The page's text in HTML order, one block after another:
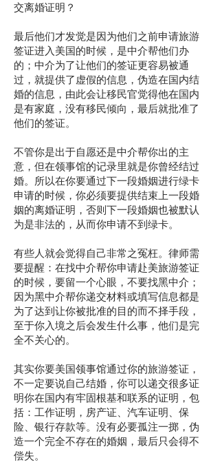
交离婚证明？
最后他们才发觉是因为他们之前申请旅游
签证进入美国的时候，是中介帮他们办
的；中介为了让他们的签证更容易被通
过，就提供了虚假的信息，伪造在国内结
婚的信息，由此会让移民官觉得他在国内
是有家庭，没有移民倾向，最后就批准了
他们的签证。
不管你是出于自愿还是中介帮你出的主
意，但在领事馆的记录里就是你曾经结过
婚。所以在你要通过下一段婚姻进行绿卡
申请的时候，你必须要提供结束上一段婚
姻的离婚证明，否则下一段婚姻也被默认
为是非法的，从而你申请不到绿卡。
有些人就会觉得自己非常之冤枉。律师需
要提醒：在找中介帮你申请赴美旅游签证
的时候，要留一个心眼，不要找黑中介；
因为黑中介帮你递交材料或填写信息都是
为了达到让你被批准的目的而不择手段，
至于你入境之后会发生什么事，他们是完
全不关心的。
其实你要美国领事馆通过你的旅游签证，
不一定要说自己结婚，你可以递交很多证
明你在国内有牢固根基和联系的证明，包
括：工作证明，房产证、汽车证明、保
险、银行存款等。没有必要孤注一掷，伪
造一个完全不存在的婚姻，最后只会得不
偿失。